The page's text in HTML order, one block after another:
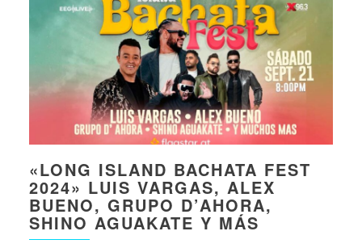
«LONG ISLAND BACHATA FEST
2024» LUIS VARGAS, ALEX
BUENO, GRUPO D’AHORA,
SHINO AGUAKATE Y MÁS